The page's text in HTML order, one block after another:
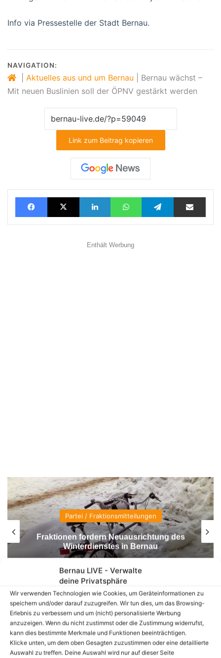
Bernau LIVE - Verwalte
deine Privatsphäre
Wir verwenden Technologien wie Cookies, um Geräteinformationen zu
speichern und/oder darauf zuzugreifen. Wir tun dies, um das Browsing-
Erlebnis zu verbessern und um (nicht) personalisierte Werbung
anzuzeigen. Wenn du nicht zustimmst oder die Zustimmung widerrufst,
kann dies bestimmte Merkmale und Funktionen beeinträchtigen.
Klicke unten, um dem oben Gesagten zuzustimmen oder eine detaillierte
Auswahl zu treffen. Deine Auswahl wird nur auf dieser Seite
Info via Pressestelle der Stadt Bernau.
NAVIGATION:
Aktuelles aus und um Bernau
Bernau wächst –
Mit neuen Buslinien soll der ÖPNV gestärkt werden
Link zum Beitrag kopieren
FacebookX LinkedInWhatsAppTelegramTeilen via E-Mail
Enthält Werbung
Beruf
Tag der offenen Tür an den
Diakonischen Schulen Lobetal